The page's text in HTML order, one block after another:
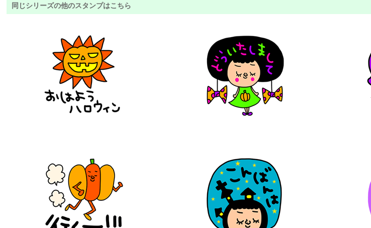
同じシリーズの他のスタンプはこちら